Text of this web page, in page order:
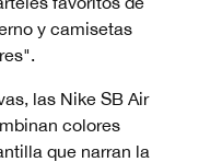
y camisetas
las Nike SB Air
colores
que narran la